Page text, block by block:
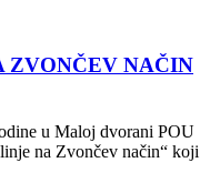
ZVONČEV NAČIN
u Maloj dvorani POU
na Zvončev način“ koji